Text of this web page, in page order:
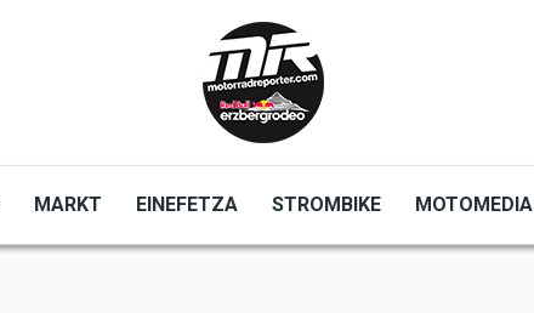
MARKT EINEFETZA STROMBIKE MOTOMEDIA